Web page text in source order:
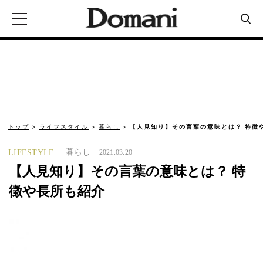
トップ ライフスタイル 暮らし 【人見知り】その言葉の意味とは？ 特徴
LIFESTYLE 暮らし 2021.03.20
【人見知り】その言葉の意味とは？ 特
徴や長所も紹介